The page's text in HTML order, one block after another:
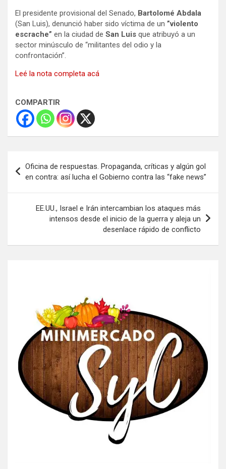
El presidente provisional del Senado, Bartolomé Abdala
(San Luis), denunció haber sido víctima de un ”violento
escrache” en la ciudad de San Luis que atribuyó a un
sector minúsculo de “militantes del odio y la
confrontación”.
Leé la nota completa acá
COMPARTIR
de
entradas
Oficina de respuestas. Propaganda, críticas y algún gol
en contra: así lucha el Gobierno contra las “fake news”
EE.UU., Israel e Irán intercambian los ataques más
intensos desde el inicio de la guerra y aleja un
desenlace rápido de conflicto